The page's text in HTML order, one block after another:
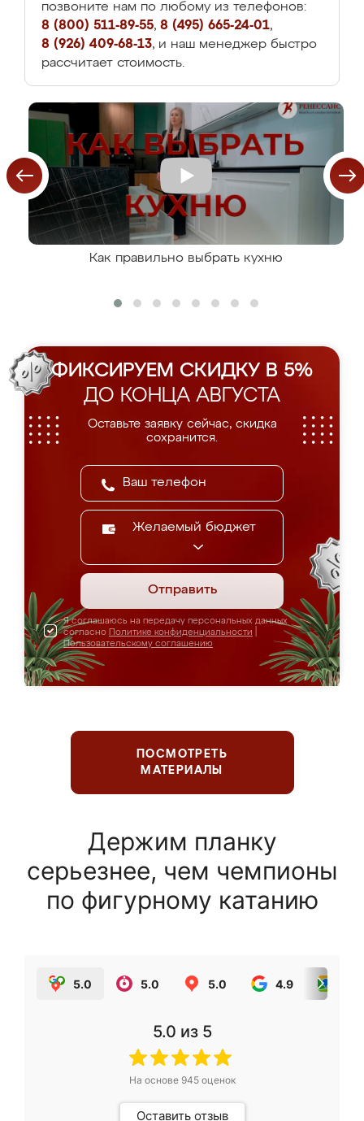
позвоните нам по любому из телефонов:
8 (800) 511-89-55, 8 (495) 665-24-01,
8 (926) 409-68-13, и наш менеджер быстро
рассчитает стоимость.
Как правильно выбрать кухню
ФИКСИРУЕМ СКИДКУ В 5%
ДО КОНЦА АВГУСТА
Оставьте заявку сейчас, скидка
сохранится.
Желаемый бюджет
Отправить
Я соглашаюсь на передачу персональных данных
согласно Политике конфиденциальности
Пользовательскому соглашению
ПОСМОТРЕТЬ
МАТЕРИАЛЫ
Держим планку
серьезнее, чем чемпионы
по фигурному катанию
5.0 5.0 5.0 4.9
5.0 из 5
На основе 945оценок
Оставить отзыв